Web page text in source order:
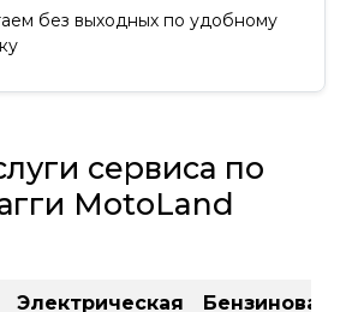
без выходных по удобному
сервиса по
MotoLand
Электрическая
Бензиновая